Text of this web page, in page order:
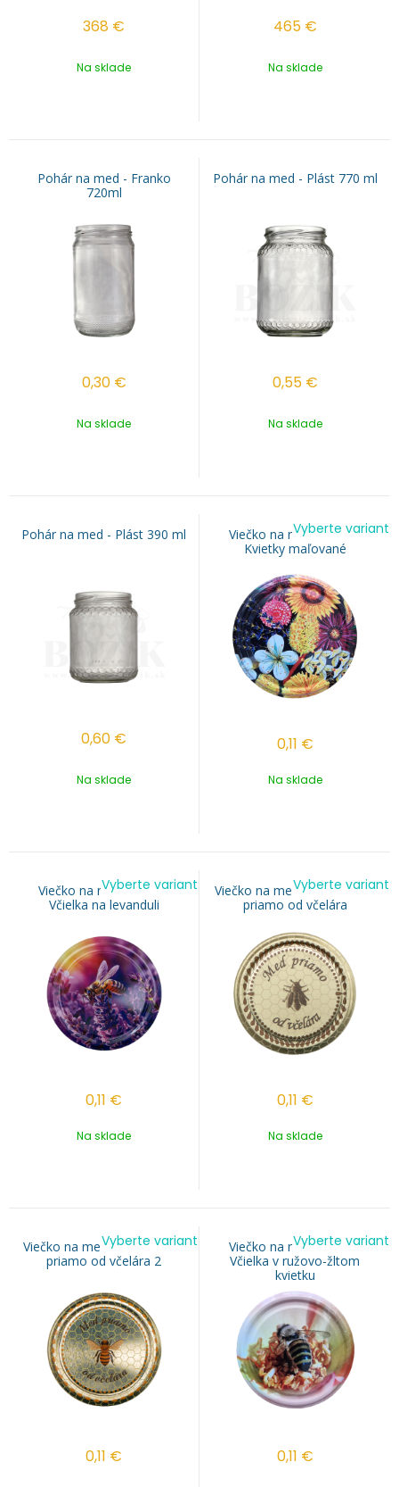
368 €
Na sklade
465 €
Na sklade
Pohár na med - Franko
720ml
0,30 €
Na sklade
Pohár na med - Plást 770 ml
0,55 €
Na sklade
Pohár na med - Plást 390 ml
0,60 €
Na sklade
Viečko na med TO 82 -
Kvietky maľované
0,11 €
Vyberte variant
Na sklade
Viečko na med TO 82 -
Včielka na levanduli
0,11 €
Vyberte variant
Na sklade
Viečko na med TO 82 - Med
priamo od včelára
0,11 €
Vyberte variant
Na sklade
Viečko na med TO 82 - Med
priamo od včelára 2
0,11 €
Vyberte variant
Viečko na med TO 82 -
Včielka v ružovo-žltom
kvietku
0,11 €
Vyberte variant